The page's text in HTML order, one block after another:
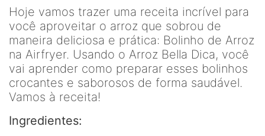
Hoje vamos trazer uma receita incrível para
você aproveitar o arroz que sobrou de
maneira deliciosa e prática: Bolinho de Arroz
na Airfryer. Usando o Arroz Bella Dica, você
vai aprender como preparar esses bolinhos
crocantes e saborosos de forma saudável.
Vamos à receita!
Ingredientes: